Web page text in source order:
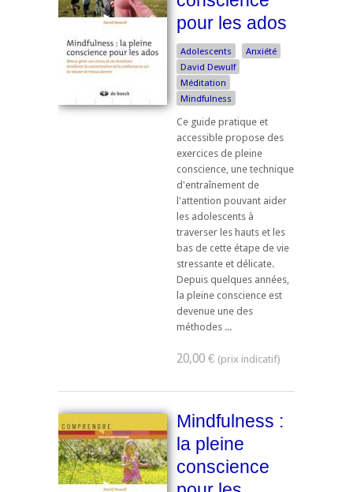
pour les ados
Adolescents
Anxiété
David Dewulf
Méditation
Mindfulness
Ce guide pratique et
accessible propose des
exercices de pleine
conscience, une technique
d'entraînement de
l'attention pouvant aider
les adolescents à
traverser les hauts et les
bas de cette étape de vie
stressante et délicate.
Depuis quelques années,
la pleine conscience est
devenue une des
méthodes ...
20,00 €
Mindfulness :
la pleine
conscience